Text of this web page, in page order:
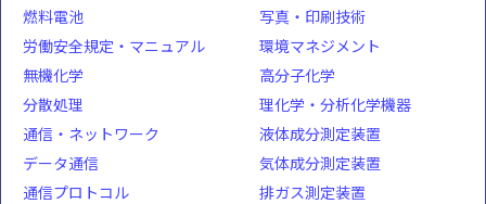
燃料電池
労働安全規定・マニュアル
無機化学
写真・印刷技術
環境マネジメント
高分子化学
分散処理
通信・ネットワーク
データ通信
通信プロトコル
理化学・分析化学機器
液体成分測定装置
気体成分測定装置
排ガス測定装置